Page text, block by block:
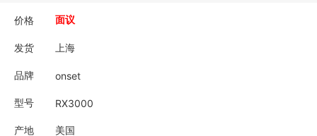
价格 面议
发货 上海
品牌 onset
型号 RX3000
产地 美国